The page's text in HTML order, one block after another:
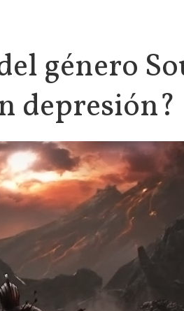
género
depresión?